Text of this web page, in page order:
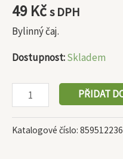
49 Kčs DPH
Bylinný čaj.
Dostupnost:Skladem
PŘIDAT
Katalogové číslo: